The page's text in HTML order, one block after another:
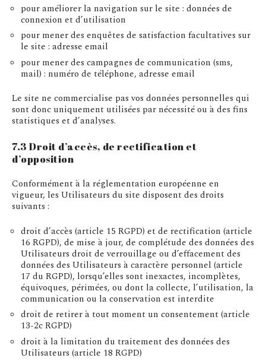
pour améliorer la navigation sur le site : données de
connexion et d’utilisation
pour mener des enquêtes de satisfaction facultatives sur
le site : adresse email
pour mener des campagnes de communication (sms,
mail) : numéro de téléphone, adresse email
Le site ne commercialise pas vos données personnelles qui
sont donc uniquement utilisées par nécessité ou à des fins
statistiques et d’analyses.
7.3 Droit d’accès, de rectification et
d’opposition
Conformément à la réglementation européenne en
vigueur, les Utilisateurs du site disposent des droits
suivants :
droit d’accès (article 15 RGPD) et de rectification (article
16 RGPD), de mise à jour, de complétude des données des
Utilisateurs droit de verrouillage ou d’effacement des
données des Utilisateurs à caractère personnel (article
17 du RGPD), lorsqu’elles sont inexactes, incomplètes,
équivoques, périmées, ou dont la collecte, l’utilisation, la
communication ou la conservation est interdite
droit de retirer à tout moment un consentement (article
13-2c RGPD)
droit à la limitation du traitement des données des
Utilisateurs (article 18 RGPD)